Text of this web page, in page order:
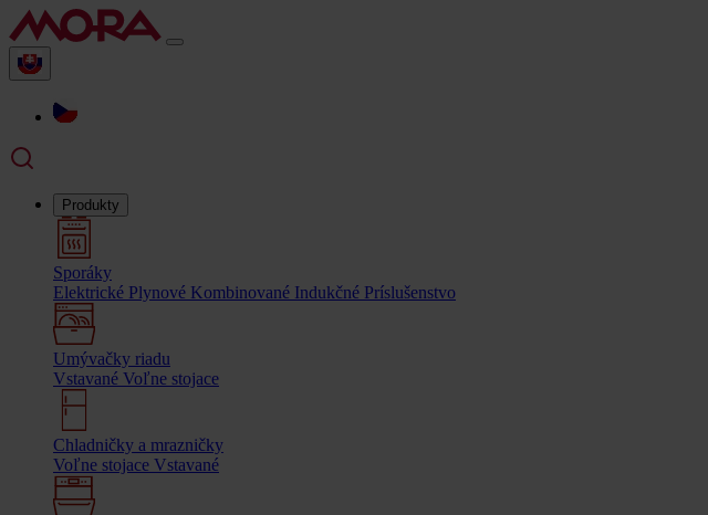
Produkty
Sporáky
Elektrické Plynové Kombinované Indukčné Príslušenstvo
Umývačky riadu
Vstavané Voľne stojace
Chladničky a mrazničky
Voľne stojace Vstavané